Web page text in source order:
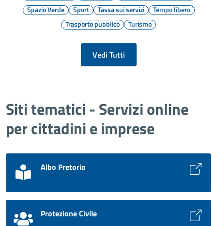
Spazio Verde
Sport Tassa sui servizi
Tempo libero
Trasporto pubblico
Turismo
Vedi Tutti
Siti tematici - Servizi online
per cittadini e imprese
Albo Pretorio
Protezione Civile